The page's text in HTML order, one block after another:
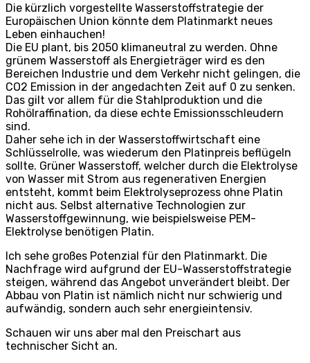
Die kürzlich vorgestellte Wasserstoffstrategie der
Europäischen Union könnte dem Platinmarkt neues
Leben einhauchen!
Die EU plant, bis 2050 klimaneutral zu werden. Ohne
grünem Wasserstoff als Energieträger wird es den
Bereichen Industrie und dem Verkehr nicht gelingen, die
CO2 Emission in der angedachten Zeit auf 0 zu senken.
Das gilt vor allem für die Stahlproduktion und die
Rohölraffination, da diese echte Emissionsschleudern
sind.
Daher sehe ich in der Wasserstoffwirtschaft eine
Schlüsselrolle, was wiederum den Platinpreis beflügeln
sollte. Grüner Wasserstoff, welcher durch die Elektrolyse
von Wasser mit Strom aus regenerativen Energien
entsteht, kommt beim Elektrolyseprozess ohne Platin
nicht aus. Selbst alternative Technologien zur
Wasserstoffgewinnung, wie beispielsweise PEM-
Elektrolyse benötigen Platin.
Ich sehe großes Potenzial für den Platinmarkt. Die
Nachfrage wird aufgrund der EU-Wasserstoffstrategie
steigen, während das Angebot unverändert bleibt. Der
Abbau von Platin ist nämlich nicht nur schwierig und
aufwändig, sondern auch sehr energieintensiv.
Schauen wir uns aber mal den Preischart aus
technischer Sicht an.